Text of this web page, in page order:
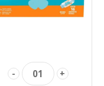
- 01 +